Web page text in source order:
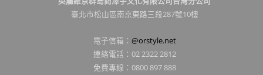
臺北市松山區南京東路三段287號10樓
電子信箱： @orstyle.net
連絡電話：02 2322 2812
免費專線：0800 897 888